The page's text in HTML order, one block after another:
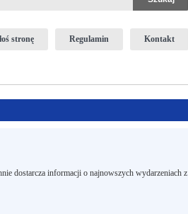
stronę Regulamin Kontakt
dostarcza informacji o najnowszych wydarzeniach z